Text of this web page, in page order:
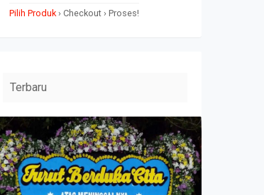
Pilih Produk› Checkout › Proses!
ucapan benner digital › Produk › bunga papan duka
Terbaru